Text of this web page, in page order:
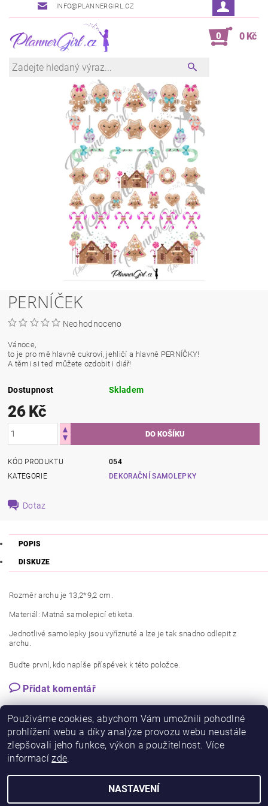
INFO@PLANNERGIRL.CZ
0 0 Kč
PERNÍČEK
Neohodnoceno
Vánoce,
to je pro mě hlavně cukroví, jehličí a hlavně PERNÍČKY!
A těmi si teď můžete ozdobit i diář!
Dostupnost Skladem
26 Kč
KÓD PRODUKTU
054
KATEGORIE
DEKORAČNÍ SAMOLEPKY
Dotaz
POPIS
DISKUZE
Rozměr archu je 13,2*9,2 cm.
Materiál: Matná samolepicí etiketa.
Jednotlivé samolepky jsou vyříznuté a lze je tak snadno odlepit z
archu.
Buďte první, kdo napíše příspěvek k této položce.
Přidat komentář
Používáme cookies, abychom Vám umožnili pohodlné
prohlížení webu a díky analýze provozu webu neustále
zlepšovali jeho funkce, výkon a použitelnost. Více
informacízde.
NASTAVENÍ